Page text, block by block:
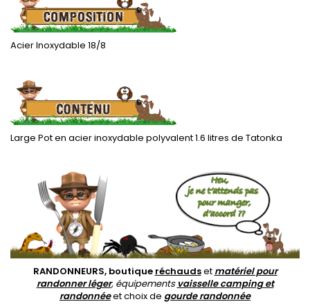
Acier Inoxydable 18/8
.
Large Pot en acier inoxydable polyvalent 1.6 litres de Tatonka
.
RANDONNEURS, boutique réchaudset matériel pour
randonner léger, équipements vaisselle camping et
randonnéeet choix de gourde randonnée